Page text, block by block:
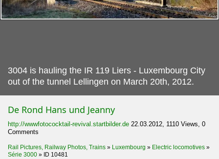
3004 is hauling the IR 119 Liers - Luxembourg City
out of the tunnel Lellingen on March 20th, 2012.
De Rond Hans und Jeanny
http://wwwfotococktail-revival.startbilder.de 22.03.2012, 1110 Views, 0
Comments
Rail Pictures, Railway Photos, Trains » Luxembourg » Electric locomotives »
Série 3000 » ID 10481